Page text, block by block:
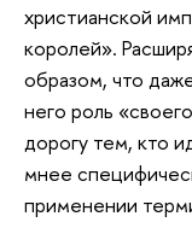
христианской
королей».
образом, что
него роль
дорогу тем, кто
мнее
применении